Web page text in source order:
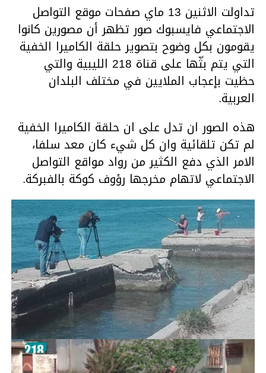
تداولت الاثنين 13 ماي صفحات موقع التواصل
الاجتماعي فايسبوك صور تظهر أن مصورين كانوا
يقومون بكل وضوح بتصوير حلقة الكاميرا الخفية
التي يتم بثّها على قناة 218 الليبية والتي
حظيت بإعجاب الملايين في مختلف البلدان
العربية.
هذه الصور ان تدل على ان حلقة الكاميرا الخفية
لم تكن تلقائية وان كل شيء كان معد سلفا،
الامر الذي دفع الكثير من رواد مواقع التواصل
الاجتماعي لاتهام مخرجها رؤوف كوكة بالفبركة.